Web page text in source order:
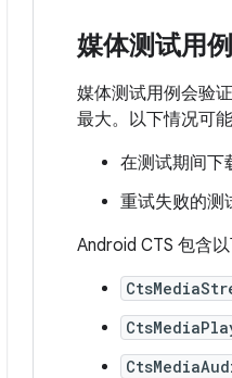
媒体测试用例
媒体测试用例会验
最大。以下情况可
在测试期间下
重试失败的测
Android CTS 包含